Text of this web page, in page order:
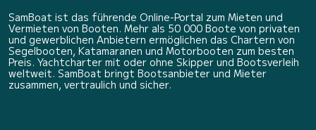
SamBoat ist das führende Online-Portal zum Mieten und
Vermieten von Booten. Mehr als 50 000 Boote von privaten
und gewerblichen Anbietern ermöglichen das Chartern von
Segelbooten, Katamaranen und Motorbooten zum besten
Preis. Yachtcharter mit oder ohne Skipper und Bootsverleih
weltweit. SamBoat bringt Bootsanbieter und Mieter
zusammen, vertraulich und sicher.